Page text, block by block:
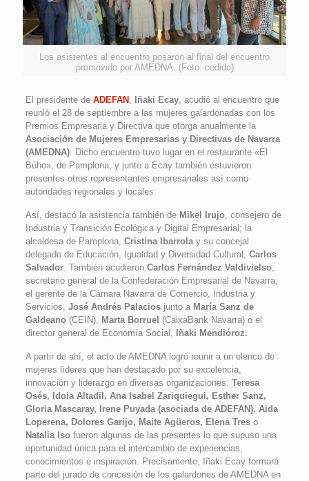
Los asistentes al encuentro posaron al final del encuentro
promovido por AMEDNA. (Foto: cedida)
El presidente deADEFAN , Iñaki Ecay, acudió al encuentro que
reunió el 28 de septiembre a las mujeres galardonadas con los
Premios Empresaria y Directiva que otorga anualmente la
Asociación de Mujeres Empresarias y Directivas de Navarra
(AMEDNA). Dicho encuentro tuvo lugar en el restaurante «El
Búho», de Pamplona, y junto a Ecay también estuvieron
presentes otros representantes empresariales así como
autoridades regionales y locales.
Así, destacó la asistencia también de Mikel Irujo, consejero de
Industria y Transición Ecológica y Digital Empresarial; la
alcaldesa de Pamplona, Cristina Ibarrolay su concejal
delegado de Educación, Igualdad y Diversidad Cultural, Carlos
Salvador. También acudieron Carlos Fernández Valdivielso,
secretario general de la Confederación Empresarial de Navarra;
el gerente de la Cámara Navarra de Comercio, Industria y
Servicios, José Andrés Palaciosjunto a María Sanz de
Galdeano(CEIN), Marta Borruel (CaixaBank Navarra) o el
director general de Economía Social,
Iñaki Mendióroz.
A partir de ahí, el acto de AMEDNA logró reunir a un elenco de
mujeres líderes que han destacado por su excelencia,
innovación y liderazgo en diversas organizaciones. Teresa
Osés, Idoia Altadil, Ana Isabel Zariquiegui, Esther Sanz,
Gloria Mascaray, Irene Puyada (asociada de ADEFAN), Aida
Loperena, Dolores Garijo, Maite Agüeros, Elena Treso
Natalia Isofueron algunas de las presentes lo que supuso una
oportunidad única para el intercambio de experiencias,
conocimientos e inspiración. Precisamente, Iñaki Ecay formará
parte del jurado de concesión de los galardones de AMEDNA en